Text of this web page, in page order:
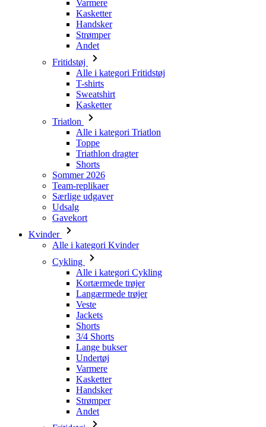
Fritidstøj
Alle i kategori Fritidstøj
T-shirts
Sweatshirt
Kasketter
Triatlon
Alle i kategori Triatlon
Toppe
Triathlon dragter
Shorts
Sommer 2026
Team-replikaer
Særlige udgaver
Udsalg
Gavekort
Kvinder
Alle i kategori Kvinder
Cykling
Alle i kategori Cykling
Langærmede trøjer
Veste
Jackets
Shorts
3/4 Shorts
Lange bukser
Undertøj
Varmere
Kasketter
Handsker
Strømper
Andet
Fritidstøj
Alle i kategori Fritidstøj
T-Shirts
Sweatshirt
Kasketter